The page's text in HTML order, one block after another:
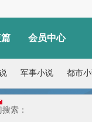
会员中心
军事小说 都市
索：